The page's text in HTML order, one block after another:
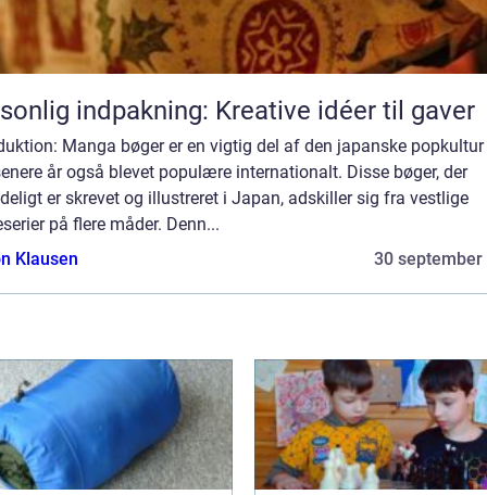
indpakning: Kreative idéer til gaver
Manga bøger er en vigtig del af den japanske popkultur
år også blevet populære internationalt. Disse bøger, der
er skrevet og illustreret i Japan, adskiller sig fra vestlige
på flere måder. Denn...
Klausen
30 september